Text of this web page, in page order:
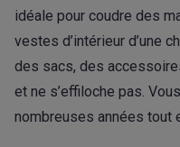
idéale pour coudre des
vestes d’intérieur d’une
des sacs, des
et ne s’effiloche pas.
nombreuses années tout